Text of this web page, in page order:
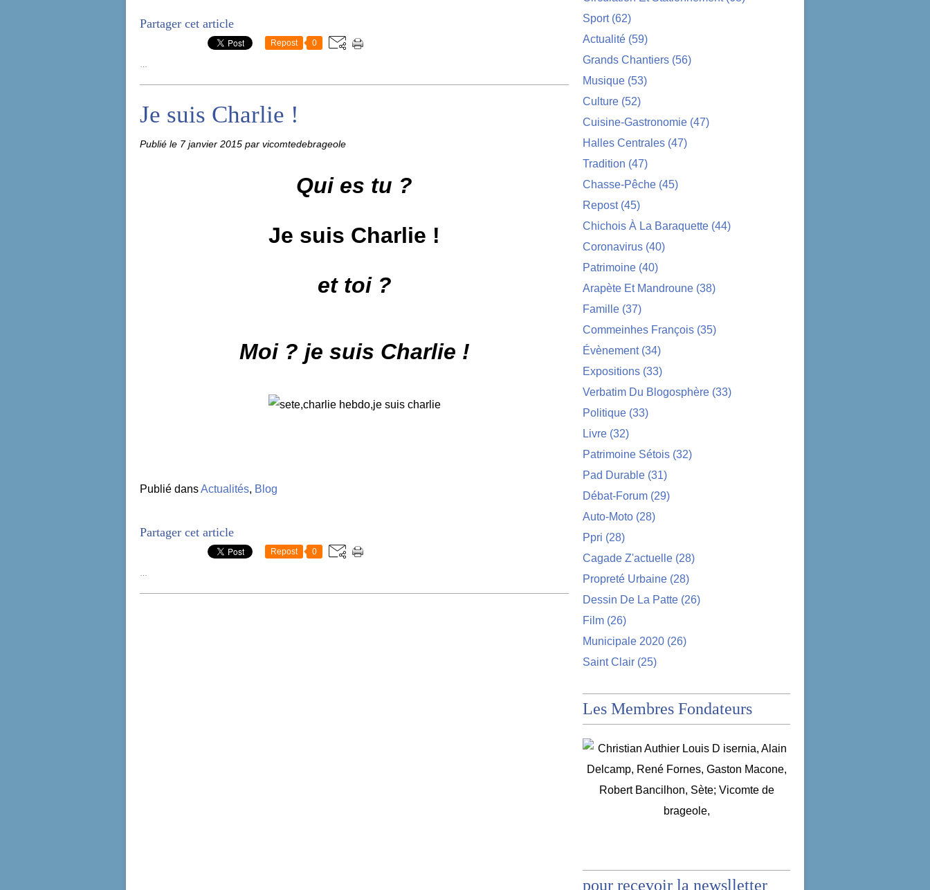
Partager cet article
Repost 0
Je suis Charlie !
Publié le 7 janvier 2015 par vicomtedebrageole
Qui es tu ?
Je suis Charlie !
et toi ?
Moi ? je suis Charlie !
Publié dansActualités, Blog
Partager cet article
Repost 0
Sport(62)
Actualité (59)
Grands Chantiers (56)
Musique (53)
Culture (52)
Cuisine-Gastronomie (47)
Halles Centrales (47)
Tradition (47)
Chasse-Pêche (45)
Repost(45)
Chichois À La Baraquette (44)
Coronavirus (40)
Patrimoine (40)
Arapète Et Mandroune (38)
Famille (37)
Commeinhes François (35)
Évènement(34)
Expositions (33)
Verbatim Du Blogosphère (33)
Politique (33)
Livre (32)
Patrimoine Sétois (32)
Pad Durable (31)
Débat-Forum (29)
Auto-Moto (28)
Ppri (28)
Cagade Z'actuelle (28)
Propreté Urbaine (28)
Dessin De La Patte (26)
Film (26)
Municipale 2020 (26)
Saint Clair (25)
Les Membres Fondateurs
pour recevoir la newslletter